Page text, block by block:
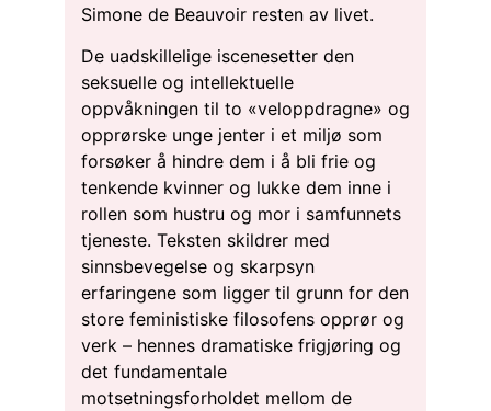
Simone de Beauvoir resten av livet.
De uadskillelige iscenesetter den
seksuelle og intellektuelle
oppvåkningen til to «veloppdragne» og
opprørske unge jenter i et miljø som
forsøker å hindre dem i å bli frie og
tenkende kvinner og lukke dem inne i
rollen som hustru og mor i samfunnets
tjeneste. Teksten skildrer med
sinnsbevegelse og skarpsyn
erfaringene som ligger til grunn for den
store feministiske filosofens opprør og
verk – hennes dramatiske frigjøring og
det fundamentale
motsetningsforholdet mellom de